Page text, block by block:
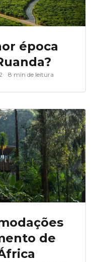
época
8 min de leitura
de